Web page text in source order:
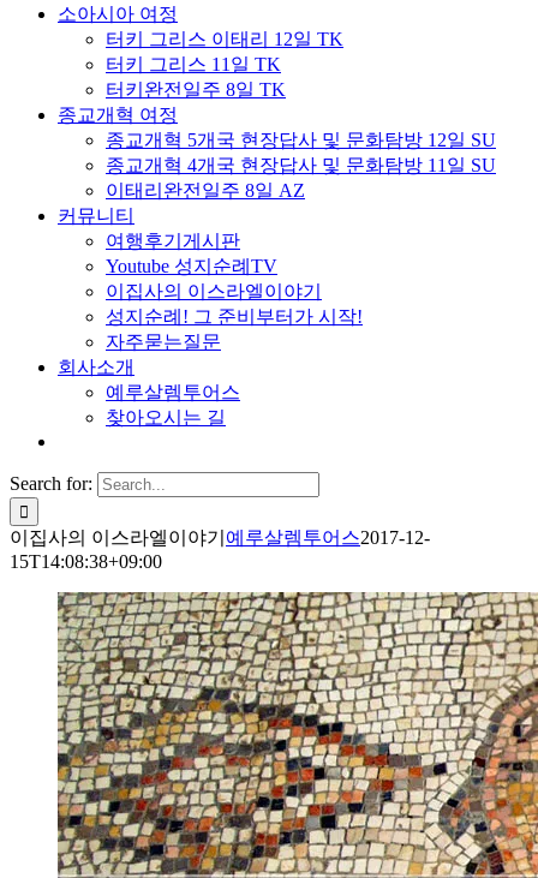
소아시아 여정
터키 그리스 이태리 12일 TK
터키 그리스 11일 TK
터키완전일주 8일 TK
종교개혁 여정
종교개혁 5개국 현장답사 및 문화탐방 12일 SU
종교개혁 4개국 현장답사 및 문화탐방 11일 SU
이태리완전일주 8일 AZ
커뮤니티
여행후기게시판
Youtube 성지순례TV
이집사의 이스라엘이야기
성지순례! 그 준비부터가 시작!
자주묻는질문
회사소개
예루살렘투어스
찾아오시는 길
Search for:
이집사의 이스라엘이야기 예루살렘투어스2017-12-
15T14:08:38+09:00